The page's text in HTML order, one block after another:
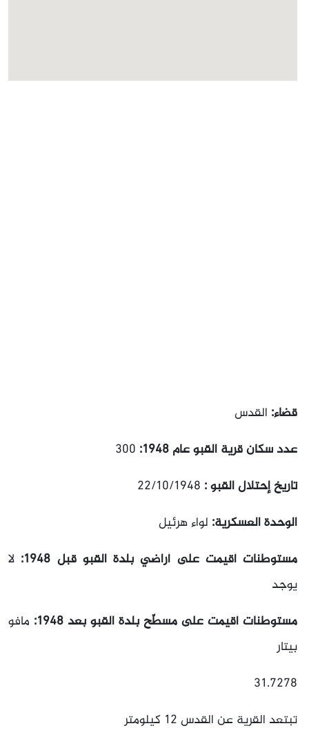
قضاء: القدس
عدد سكان قرية القبو عام 1948:
تاريخ إحتلال القبو :
الوحدة العسكرية: لواء هرئيل
مستوطنات أقيمت على أراضي بلدة القبو قبل 1948:
لا
يوجد
مستوطنات أقيمت على مسطّح بلدة القبو بعد 1948:
مافو
بيتار
31.7278
تبتعد القرية عن القدس 12 كيلومتر